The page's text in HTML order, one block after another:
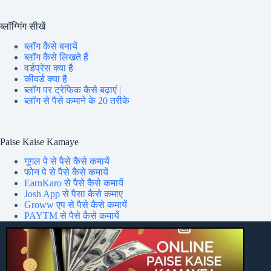
ब्लॉग्गिंग सीखें
ब्लॉग कैसे बनायें
ब्लॉग कैसे लिखते हैं
वर्डप्रेस क्या है
कीवर्ड क्या है
ब्लॉग पर ट्रेफिक कैसे बढ़ाएं |
ब्लॉग से पैसे कमाने के 20 तरीके
Paise Kaise Kamaye
गूगल पे से पैसे कैसे कमायें
फोन पे से पैसे कैसे कमायें
EarnKaro से पैसे कैसे कमायें
Josh App से पैसा कैसे कमाए
Groww एप से पैसे कैसे कमायें
PAYTM से पैसे कैसे कमायें